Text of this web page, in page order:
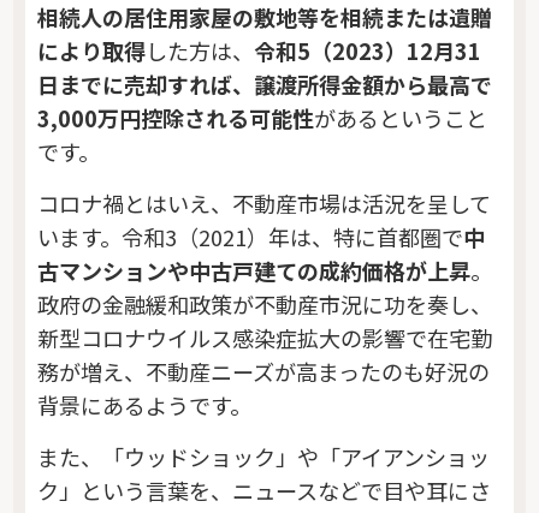
相続人の居住用家屋の敷地等を相続または遺贈
により取得した方は、 令和5（2023）12月31
日までに売却すれば、譲渡所得金額から最高で
3,000万円控除される可能性があるということ
です。
コロナ禍とはいえ、不動産市場は活況を呈して
います。令和3（2021）年は、特に首都圏で中
古マンションや中古戸建ての成約価格が上昇。
政府の金融緩和政策が不動産市況に功を奏し、
新型コロナウイルス感染症拡大の影響で在宅勤
務が増え、不動産ニーズが高まったのも好況の
背景にあるようです。
また、「ウッドショック」や「アイアンショッ
ク」という言葉を、ニュースなどで目や耳にさ